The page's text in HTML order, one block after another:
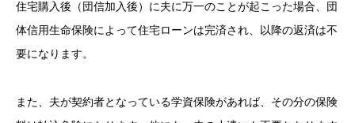
住宅購入後（団信加入後）に夫に万一のことが起こった場合、団
体信用生命保険によって住宅ローンは完済され、以降の返済は不
要になります。
また、夫が契約者となっている学資保険があれば、その分の保険